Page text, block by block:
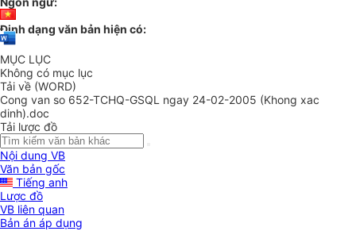
Định dạng văn bản hiện có:
MỤC LỤC
Không có mục lục
Tải về (WORD)
Cong van so 652-TCHQ-GSQL ngay 24-02-2005 (Khong xac
dinh).doc
Tải lược đồ
Nội dung VB
Văn bản gốc
Tiếng anh
Lược đồ
VB liên quan
Bản án áp dụng